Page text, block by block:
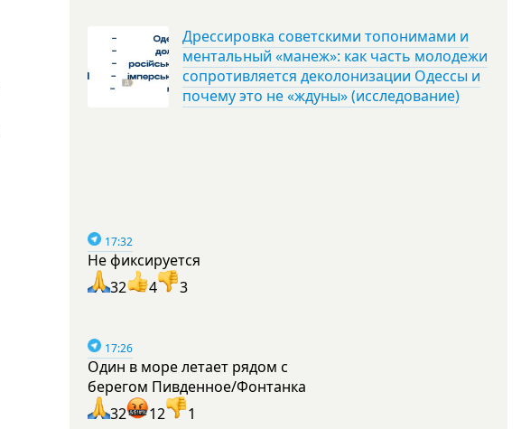
Дрессировка советскими топонимами и
ментальный «манеж»: как часть молодежи
сопротивляется деколонизации Одессы и
почему это не «ждуны» (исследование)
17:32
Не фиксируется
32
4 3
17:26
Один в море летает рядом с
берегом Пивденное/Фонтанка
32
12 1